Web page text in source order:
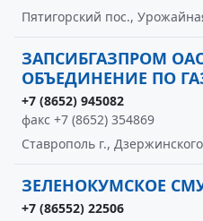
Пятигорский пос.,
ЗАПСИБГАЗПРОМ
ОБЪЕДИНЕНИЕ ПО
+7 (8652) 945082
факс +7 (8652) 354869
Ставрополь г.,
ЗЕЛЕНОКУМСКОЕ
+7 (86552) 22506